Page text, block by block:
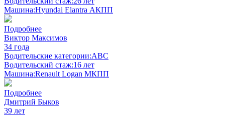
Машина:Hyundai Elantra АКПП
Подробнее
Виктор Максимов
34 года
Водительские категории:ABC
Водительский стаж:16 лет
Машина:Renault Logan МКПП
Подробнее
Дмитрий Быков
39 лет